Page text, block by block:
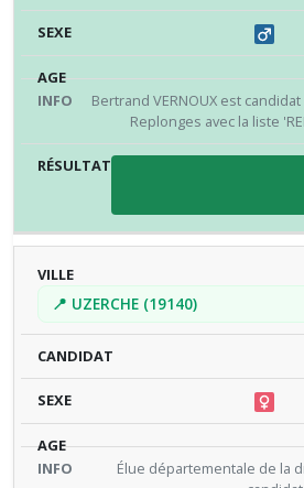
Bertrand VERNOUX est
Replonges avec la liste
📍 UZERCHE (19140)
Élue départementale de la